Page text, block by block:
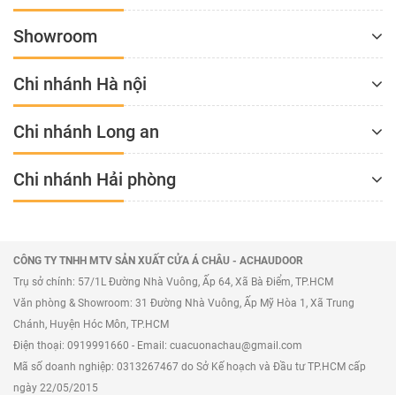
Showroom
Chi nhánh Hà nội
Chi nhánh Long an
Chi nhánh Hải phòng
CÔNG TY TNHH MTV SẢN XUẤT CỬA Á CHÂU - ACHAUDOOR
Trụ sở chính: 57/1L Đường Nhà Vuông, Ấp 64, Xã Bà Điểm, TP.HCM
Văn phòng & Showroom: 31 Đường Nhà Vuông, Ấp Mỹ Hòa 1, Xã Trung
Chánh, Huyện Hóc Môn, TP.HCM
Điện thoại: 0919991660 - Email: cuacuonachau@gmail.com
Mã số doanh nghiệp: 0313267467 do Sở Kế hoạch và Đầu tư TP.HCM cấp
ngày 22/05/2015